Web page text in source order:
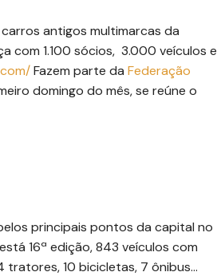
antigos multimarcas da
com 1.100 sócios, 3.000 veículos e
Fazem parte da Federação
domingo do mês, se reúne o
principais pontos da capital no
16ª edição, 843 veículos com
tratores, 10 bicicletas, 7 ônibus…